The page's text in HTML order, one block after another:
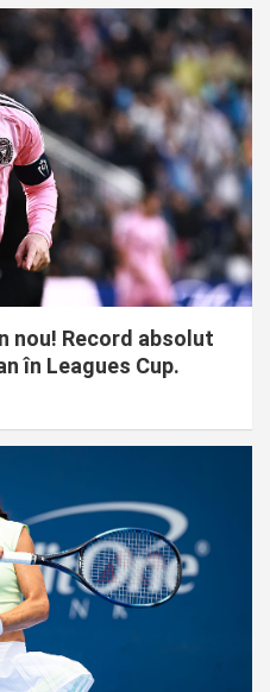
nou! Record absolut
în Leagues Cup.